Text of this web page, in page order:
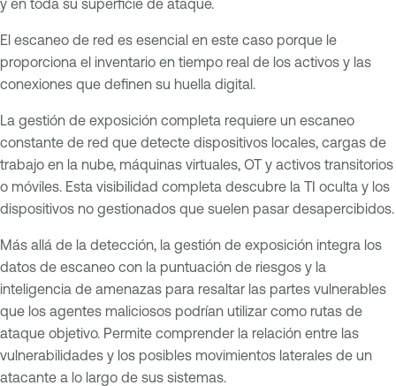
El escaneo de red es esencial en este caso porque le
proporciona el inventario en tiempo real de los activos y las
conexiones que definen su huella digital.
La gestión de exposición completa requiere un escaneo
constante de red que detecte dispositivos locales, cargas de
trabajo en la nube, máquinas virtuales, OT y activos transitorios
o móviles. Esta visibilidad completa descubre la TI oculta y los
dispositivos no gestionados que suelen pasar desapercibidos.
Más allá de la detección, la gestión de exposición integra los
datos de escaneo con la puntuación de riesgos y la
inteligencia de amenazas para resaltar las partes vulnerables
que los agentes maliciosos podrían utilizar como rutas de
ataque objetivo. Permite comprender la relación entre las
vulnerabilidades y los posibles movimientos laterales de un
atacante a lo largo de sus sistemas.